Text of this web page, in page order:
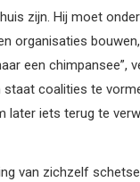
zijn. Hij moet
organisaties
een chimpansee”,
coalities te
later iets terug te
van zichzelf